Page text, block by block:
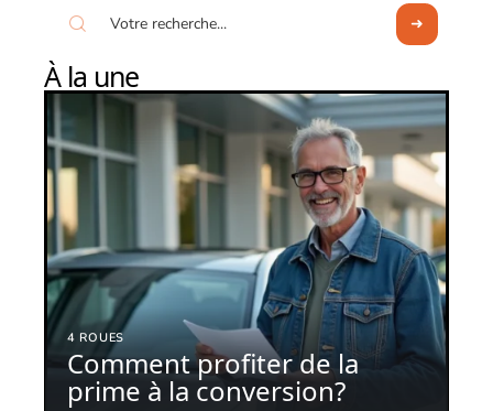
À la une
4 ROUES
Comment profiter de la
prime à la conversion?